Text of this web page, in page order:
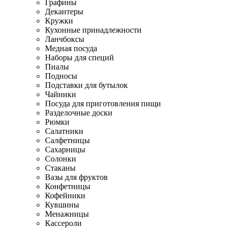
Графины
Декантеры
Кружки
Кухонные принадлежности
Ланчбоксы
Медная посуда
Наборы для специй
Пиалы
Подносы
Подставки для бутылок
Чайники
Посуда для приготовления пищи
Разделочные доски
Рюмки
Салатники
Салфетницы
Сахарницы
Солонки
Стаканы
Вазы для фруктов
Конфетницы
Кофейники
Кувшины
Менажницы
Кассероли